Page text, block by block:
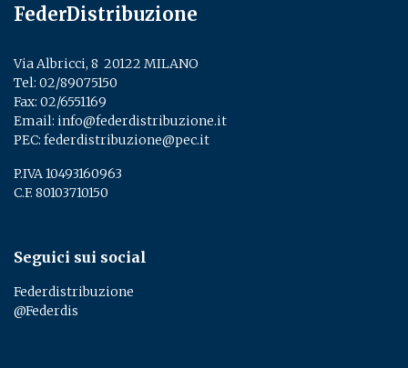
FederDistribuzione
Via Albricci, 8 ­ 20122 MILANO
Tel: 02/89075150
Fax: 02/6551169
Email: info@federdistribuzione.it
PEC: federdistribuzione@pec.it
P.IVA 10493160963
C.F. 80103710150
Seguici sui social
Federdistribuzione
@Federdis